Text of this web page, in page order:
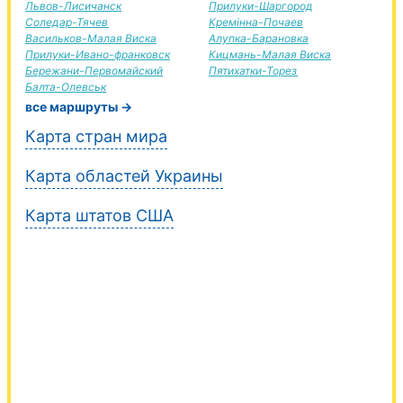
Львов-Лисичанск
Соледар-Тячев
Васильков-Малая Виска
Прилуки-Ивано-франковск
Бережани-Первомайский
Балта-Олевськ
Прилуки-Шаргород
Кремінна-Почаев
Алупка-Барановка
Кицмань-Малая Виска
Пятихатки-Торез
все маршруты →
Карта стран мира
Карта областей Украины
Карта штатов США